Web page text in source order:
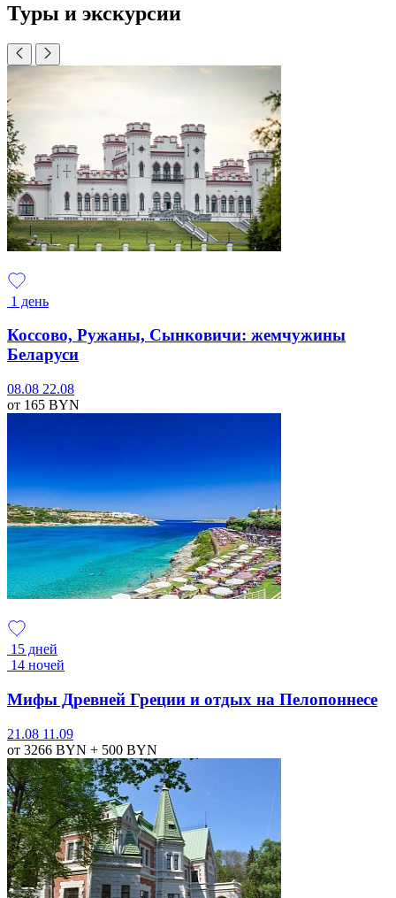
Туры и экскурсии
1 день
Коссово, Ружаны, Сынковичи: жемчужины
Беларуси
08.08 22.08
от 165 BYN
15 дней
14 ночей
Мифы Древней Греции и отдых на Пелопоннесе
21.08 11.09
от 3266 BYN + 500 BYN